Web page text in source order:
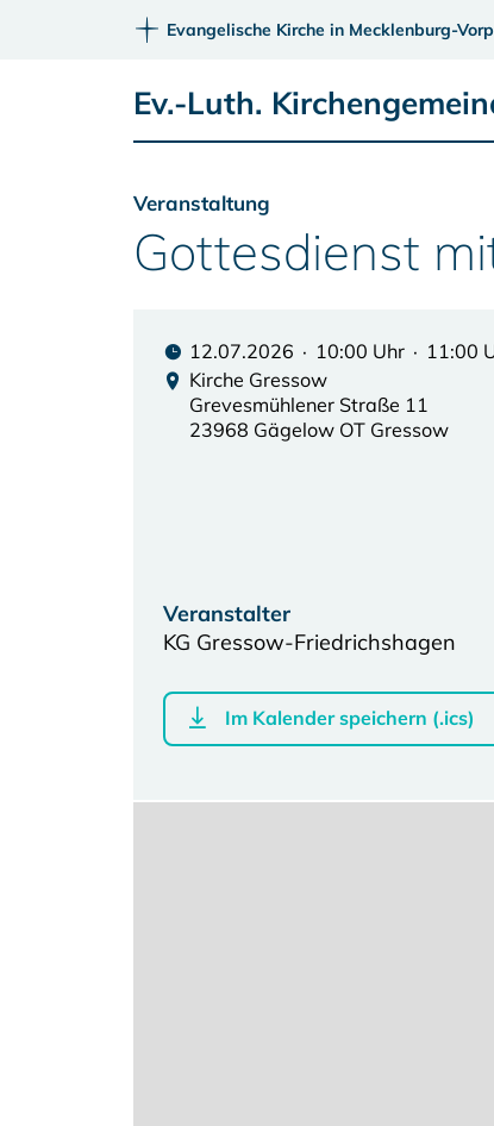
Evangelische Kirche in Mecklenburg-
Ev.-Luth.
Veranstaltung
Gottesdienst
12.07.2026 · 10:00 Uhr · 11:00
Kirche Gressow
Grevesmühlener Straße 11
23968 Gägelow OT Gressow
Veranstalter
KG Gressow-Friedrichshagen
Im Kalender speichern (.ics)